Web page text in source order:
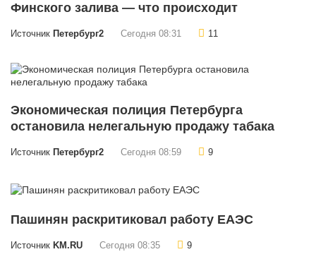
Финского залива — что происходит
Источник Петербург2 Сегодня 08:31 11
Экономическая полиция Петербурга
остановила нелегальную продажу табака
Источник Петербург2 Сегодня 08:59 9
Пашинян раскритиковал работу ЕАЭС
Источник KM.RU Сегодня 08:35 9